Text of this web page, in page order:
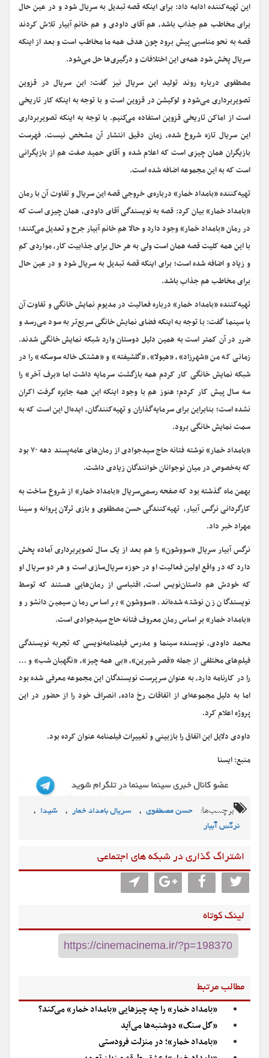
این تهیه‌کننده ادامه داد: برای اینکه قصه تبدیل به سریال شود و در عین حال
برای مخاطب هم جذاب باشد، هم آقای داودی و هم خانم آبیار تلاش کردند
قصه به نحو مناسبی پیش برود چون هدف همه‌ ما مخاطب است و بعد از اینکه
سریال پخش شود همه‌ی این اختلافات و درگیری‌ها حل می‌شود.
مصطفوی درباره‌ روند تولید این سریال نیز گفت: این سریال در قزوین
تصویربرداری می‌شود و لوکیشن در قزوین است و با توجه به اینکه کار تاریخی
است از اماکن تاریخی قزوین استفاده می‌کنیم. با توجه به اینکه تصویربرداری
این سریال تازه شروع شده، زمان دقیق انتشار آن مشخص نیست. فهرست
بازیگران همان چیزی است که اعلام شده و آقای حمید صفت هم از بازیگرانی
است که به این مجموعه اضافه شده است.
تهیه‌کننده «بامداد خمار» درباره‌ی خروجی قصه این سریال و تفاوت آن با رمان
«بامداد خمار» بیان کرد: قصه به نویسندگی آقای داودی، همان چیزی است که
در رمان «بامداد خمار» وجود دارد و حالا هم خانم آبیار جرح و تعدیل می‌کنند؛
با این همه کلیت قصه همان است ولی به هر حال برای جذابیت کار، مواردی کم
و زیاد و اضافه شده است؛ برای اینکه قصه تبدیل به سریال شود و در عین حال
برای مخاطب هم جذاب باشد.
تهیه‌کننده «بامداد خمار» درباره فعالیت در مدیوم نمایش خانگی و تفاوت آن
با سینما گفت: با توجه به اینکه فضای نمایش خانگی سریع‌تر به سود می‌رسد و
ضرر در آن کمتر است به همین دلیل دوستان وارد شبکه نمایش خانگی شدند.
زمانی که من «شهرزاد»، «هیولا»، «گلشیفته» و «هشتک خاله سوسکه» را در
شبکه نمایش خانگی کار کردم همه بازگشت سرمایه داشت اما «برف آخر» را
سه سال پیش کار کردم؛ هنوز هم با وجود اینکه این همه جایزه گرفت اکران
نشده است؛ بنابراین برای سرمایه‌گذاران و تهیه‌کنندگان، ایده‌ال این است که به
سمت نمایش خانگی برود.
«بامداد خمار» نوشته فتانه حاج سیدجوادی از رمان‌های عامه‌پسند دهه ۷۰ بود
که به‌خصوص در میان نوجوانان خوانندگان زیادی داشت.
بهمن ماه گذشته بود که صفحه رسمی‌سریال «بامداد خمار» از شروع ساخت به
کارگردانی نرگس آبیار، ‌ تهیه‌کنندگی حسن مصطفوی و بازی ترلان پروانه و سینا
مهراد خبر داد.
نرگس آبیار سریال «سووشون» را هم بعد از یک سال تصویربرداری آماده پخش
دارد که در واقع اولین فعالیت او در حوزه سریال‌سازی است و هر دو سریال او
که خودش هم داستان‌نویس است، اقتباسی از رمان‌هایی هستند که توسط
نویسندگان زن نوشته شده‌اند. «سووشون» بر اساس رمان سیمین دانشور و
«بامداد خمار» بر اساس رمان معروف فتانه حاج سیدجوادی است.
محمد داودی، نویسنده سینما و مدرس فیلمنامه‌نویسی که تجربه نویسندگی
فیلم‌های مختلفی از جمله «قصر شیرین»، «بی همه چیز»، «نگهبان شب» و …
را در کارنامه دارد، به عنوان سرپرست نویسندگان این مجموعه معرفی شده بود
اما به دلیل مجموعه‌ای از اتفاقات رخ داده، انصراف خود را از حضور در این
پروژه اعلام کرد.
داودی دلایل این اتفاق را بازبینی و تغییرات فیلمنامه عنوان کرده بود.
منبع: ایسنا
برچسب‌ها: حسن مصطفوی , سریال بامداد خمار , شیدا ,
نرگس آبیار
اشتراگ گذاری در شبکه های اجتماعی
لینک کوتاه
مطالب مرتبط
«بامداد خمار» را چه چیزهایی «بامداد خمار» می‌کند؟
«گل سنگ» دوشنبه‌ها می‌آید
«بامداد خمار»؛ در منزلت فرودستی